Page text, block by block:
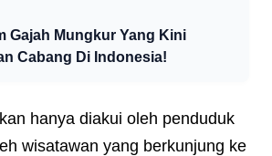
Gajah Mungkur Yang Kini
Cabang Di Indonesia!
hanya diakui oleh penduduk
wisatawan yang berkunjung ke